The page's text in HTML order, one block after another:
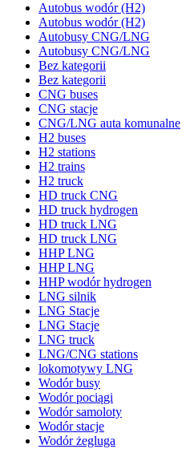
Autobus wodór (H2)
Autobus wodór (H2)
Autobusy CNG/LNG
Autobusy CNG/LNG
Bez kategorii
Bez kategorii
CNG buses
CNG stacje
CNG/LNG auta komunalne
H2 buses
H2 stations
H2 trains
H2 truck
HD truck CNG
HD truck hydrogen
HD truck LNG
HD truck LNG
HHP LNG
HHP LNG
HHP wodór hydrogen
LNG silnik
LNG Stacje
LNG Stacje
LNG truck
LNG/CNG stations
lokomotywy LNG
Wodór busy
Wodór pociągi
Wodór samoloty
Wodór stacje
Wodór żegluga